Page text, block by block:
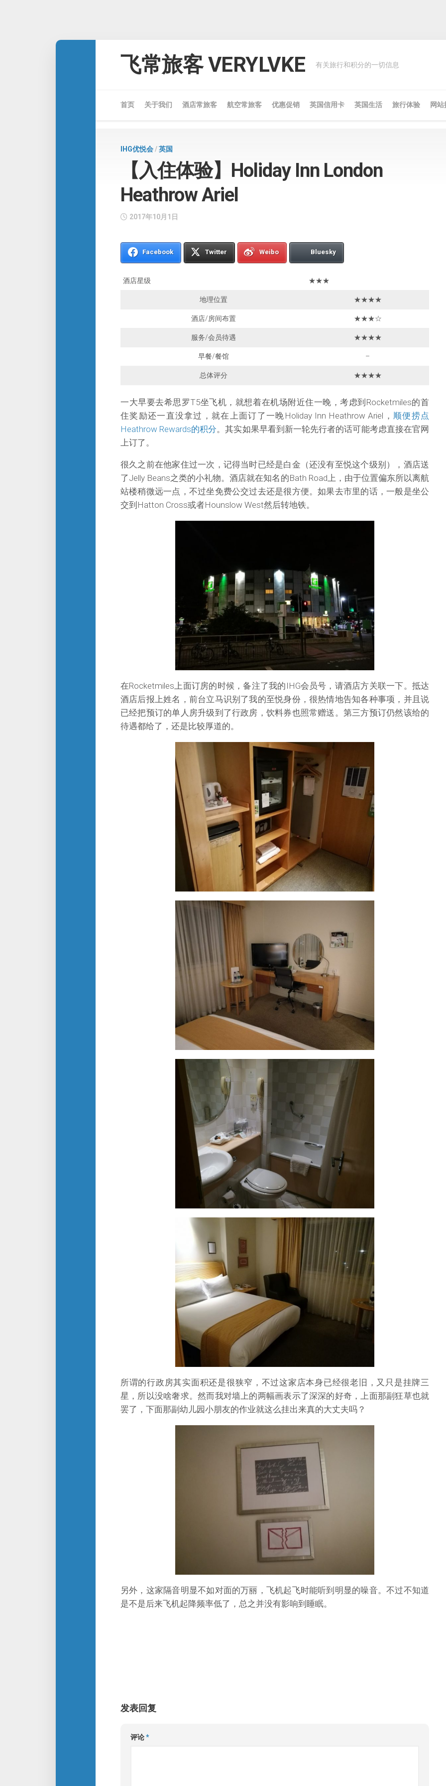
飞常旅客 VERYLVKE 有关旅行和积分的一切信息
首页 关于我们 酒店常旅客 航空常旅客 优惠促销 英国信用卡 英国生活 旅行体验 网
IHG优悦会/英国
【入住体验】Holiday Inn London
Heathrow Ariel
2017年10月1日
Facebook Twitter Weibo Bluesky
酒店星级 ★★★
地理位置 ★★★★
酒店/房间布置 ★★★☆
服务/会员待遇 ★★★★
早餐/餐馆 –
总体评分 ★★★★
一大早要去希思罗T5坐飞机，就想着在机场附近住一晚，考虑到Rocketmiles的首
住奖励还一直没拿过，就在上面订了一晚Holiday Inn Heathrow Ariel， 顺便捞点
Heathrow Rewards的积分。其实如果早看到新一轮先行者的话可能考虑直接在官网
上订了。
很久之前在他家住过一次，记得当时已经是白金（还没有至悦这个级别），酒店送
了Jelly Beans之类的小礼物。酒店就在知名的Bath Road上，由于位置偏东所以离航
站楼稍微远一点，不过坐免费公交过去还是很方便。如果去市里的话，一般是坐公
交到Hatton Cross或者Hounslow West然后转地铁。
在Rocketmiles上面订房的时候，备注了我的IHG会员号，请酒店方关联一下。抵达
酒店后报上姓名，前台立马识别了我的至悦身份，很热情地告知各种事项，并且说
已经把预订的单人房升级到了行政房，饮料券也照常赠送。第三方预订仍然该给的
待遇都给了，还是比较厚道的。
所谓的行政房其实面积还是很狭窄，不过这家店本身已经很老旧，又只是挂牌三
星，所以没啥奢求。然而我对墙上的两幅画表示了深深的好奇，上面那副狂草也就
罢了，下面那副幼儿园小朋友的作业就这么挂出来真的大丈夫吗？
另外，这家隔音明显不如对面的万丽，飞机起飞时能听到明显的噪音。不过不知道
是不是后来飞机起降频率低了，总之并没有影响到睡眠。
发表回复
评论*